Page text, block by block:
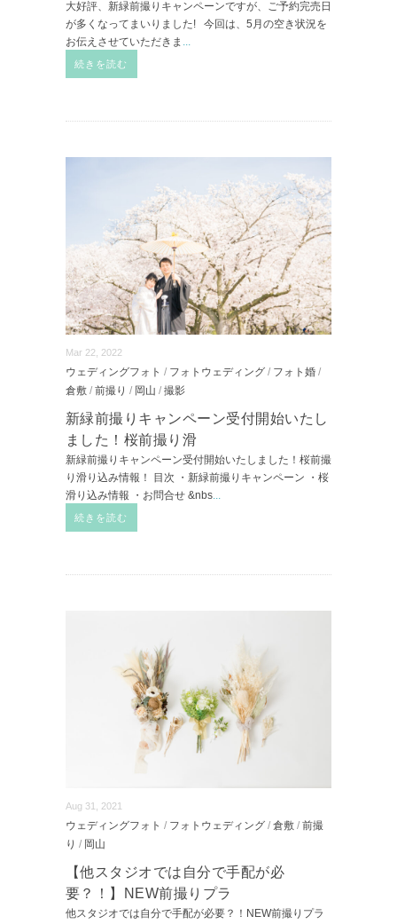
大好評、新緑前撮りキャンペーンですが、ご予約完売日
が多くなってまいりました! 今回は、5月の空き状況を
お伝えさせていただきま ...
続きを読む
Mar 22, 2022
ウェディングフォト / フォトウェディング / フォト婚 /
倉敷 / 前撮り / 岡山 / 撮影
新緑前撮りキャンペーン受付開始いたし
ました！桜前撮り滑
新緑前撮りキャンペーン受付開始いたしました！桜前撮
り滑り込み情報！ 目次 ・新緑前撮りキャンペーン ・桜
滑り込み情報 ・お問合せ &nbs...
続きを読む
Aug 31, 2021
ウェディングフォト / フォトウェディング / 倉敷 / 前撮
り / 岡山
【他スタジオでは自分で手配が必
要？！】NEW前撮りプラ
他スタジオでは自分で手配が必要？！NEW前撮りプラ